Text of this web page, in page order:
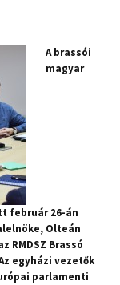
A brassói
magyar
február 26-án
Olteán
RMDSZ Brassó
egyházi vezetők
parlamenti